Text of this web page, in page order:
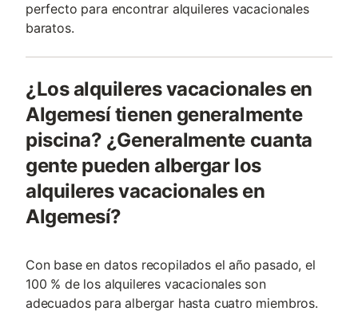
perfecto para encontrar alquileres vacacionales
baratos.
¿Los alquileres vacacionales en
Algemesí tienen generalmente
piscina? ¿Generalmente cuanta
gente pueden albergar los
alquileres vacacionales en
Algemesí?
Con base en datos recopilados el año pasado, el
100 % de los alquileres vacacionales son
adecuados para albergar hasta cuatro miembros.